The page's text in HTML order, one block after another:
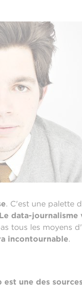
. C'est une palette
Le data-journalisme
tous les moyens
incontournable.
est une des